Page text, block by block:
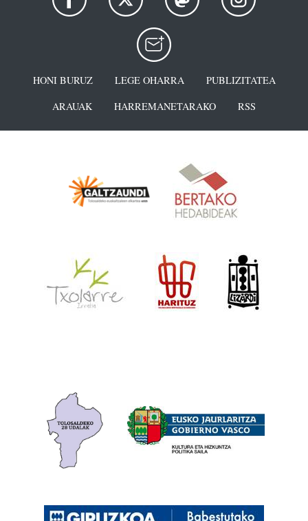
HONI BURUZ LEGE OHARRA
PUBLIZITATEA
ARAUAK
HARREMANETARAKO RSS